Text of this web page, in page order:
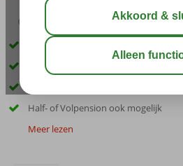
02:40 aug 28°C
Aan de strip gelegen
Op slechts 200 meter van het strand
Half- of Volpension ook mogelijk
Meer lezen